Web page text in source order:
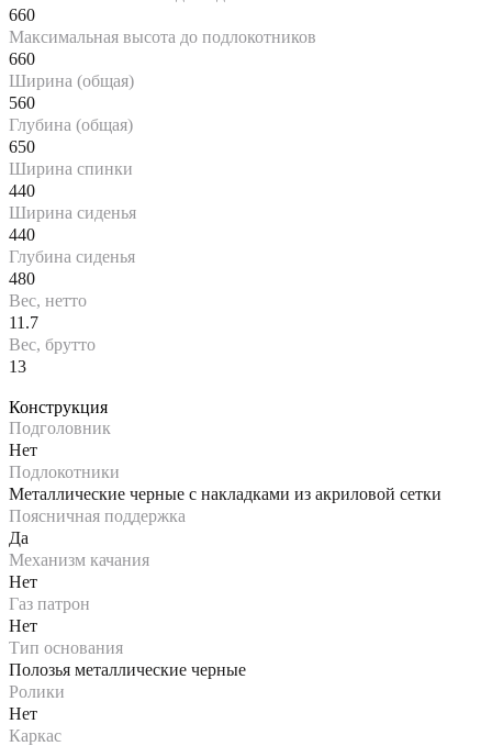
660
Максимальная высота до подлокотников
660
Ширина (общая)
560
Глубина (общая)
650
Ширина спинки
440
Ширина сиденья
440
Глубина сиденья
480
Вес, нетто
11.7
Вес, брутто
13
Конструкция
Подголовник
Нет
Подлокотники
Металлические черные с накладками из акриловой сетки
Поясничная поддержка
Да
Механизм качания
Нет
Газ патрон
Нет
Тип основания
Полозья металлические черные
Ролики
Нет
Каркас